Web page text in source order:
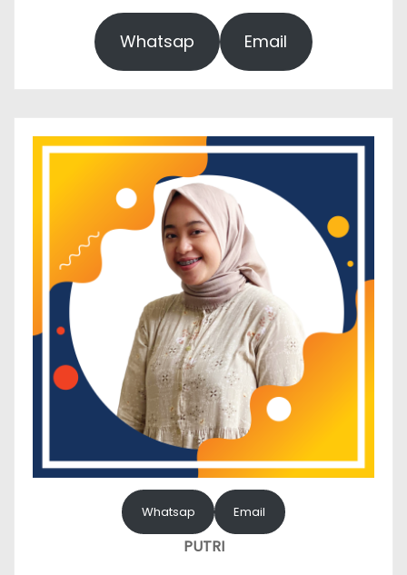
Whatsap Email
Whatsap Email
PUTRI